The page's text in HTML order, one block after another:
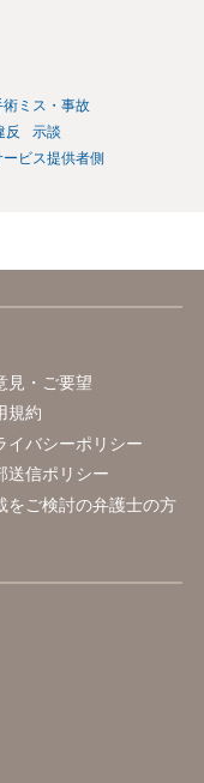
術ミス・事故
反
示談
ビス提供者側
見・ご要望
規約
イバシーポリシー
送信ポリシー
をご検討の弁護士の方